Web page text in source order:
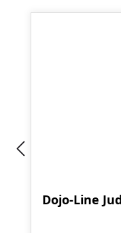
Dojo-Line